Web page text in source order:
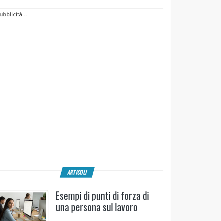
--
ARTICOLI
Esempi di punti di forza di
una persona sul lavoro